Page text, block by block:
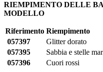
RIEMPIMENTO DELLE
MODELLO
Riferimento Riempimento
057397
Glitter dorato
057395
Sabbia e stelle
057396
Cuori rossi